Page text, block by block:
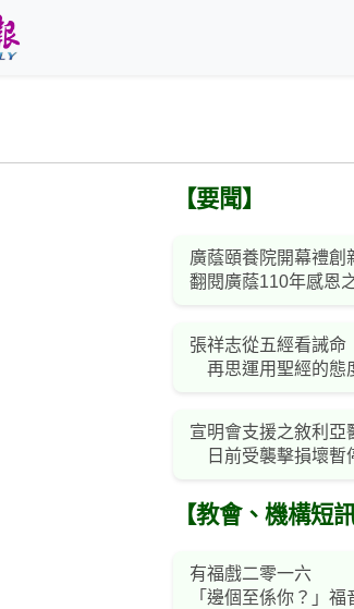
【要聞】
廣蔭頤養院開幕禮創
翻閱廣蔭110年感恩
張祥志從五經看誡命
再思運用聖經的態
宣明會支援之敘利亞
日前受襲擊損壞暫
【教會、機構短訊
有福戲二零一六
「邊個至係你？」福